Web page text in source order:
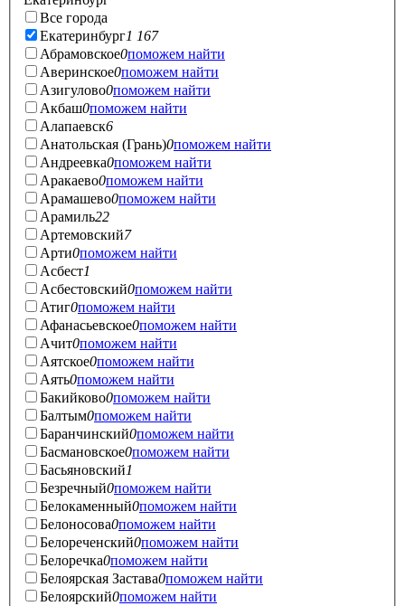
Все города
Екатеринбург1 167
Абрамовское0поможем найти
Аверинское0поможем найти
Азигулово0поможем найти
Акбаш0поможем найти
Алапаевск6
Анатольская (Грань)0поможем найти
Андреевка0поможем найти
Аракаево0поможем найти
Арамашево0поможем найти
Арамиль22
Артемовский7
Арти0поможем найти
Асбест1
Асбестовский0поможем найти
Атиг0поможем найти
Афанасьевское0поможем найти
Ачит0поможем найти
Аятское0поможем найти
Аять0поможем найти
Бакийково0поможем найти
Балтым0поможем найти
Баранчинский0поможем найти
Басмановское0поможем найти
Басьяновский1
Безречный0поможем найти
Белокаменный0поможем найти
Белоносова0поможем найти
Белореченский0поможем найти
Белоречка0поможем найти
Белоярская Застава0поможем найти
Белоярский0поможем найти